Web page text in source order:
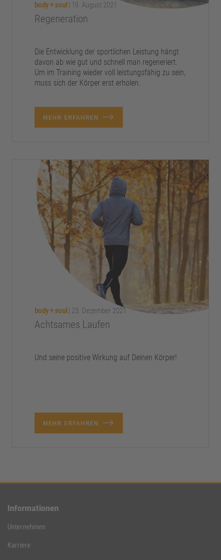
body + soul | 19. August 2021
Regeneration
Die Entwicklung der sportlichen Leistung hängt
davon ab wie gut und schnell man regeneriert.
Um im Training wieder voll leistungsfähig zu sein,
muss sich der Körper erst erholen.
MEHR ERFAHREN
body + soul | 23. Dezember 2021
Achtsames Laufen
Und seine positive Wirkung auf Deinen Körper!
MEHR ERFAHREN
Informationen
Unternehmen
Karriere